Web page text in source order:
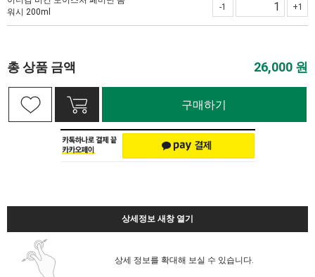
워시 200ml
+1
-1
총 상품 금액 26,000 원
구매하기
상세정보 새창 열기
상세 정보를 확대해 보실 수 있습니다.